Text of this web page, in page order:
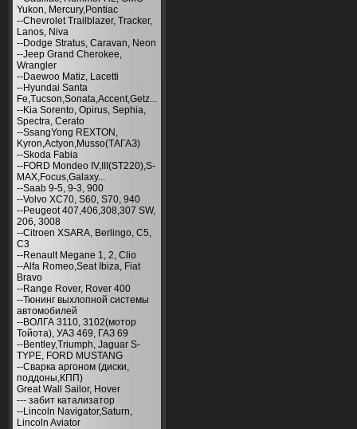
Yukon, Mercury,Pontiac
--Chevrolet Trailblazer, Tracker,
Lanos, Niva
--Dodge Stratus, Caravan, Neon
--Jeep Grand Cherokee,
Wrangler
--Daewoo Matiz, Lacetti
--Hyundai Santa
Fe,Tucson,Sonata,Accent,Getz...
--Kia Sorento, Opirus, Sephia,
Spectra, Cerato
--SsangYong REXTON,
Kyron,Actyon,Musso(ТАГАЗ)
--Skoda Fabia
--FORD Mondeo IV,III(ST220),S-
MAX,Focus,Galaxy...
--Saab 9-5, 9-3, 900
--Volvo XC70, S60, S70, 940
--Peugeot 407,406,308,307 SW,
206, 3008
--Citroen XSARA, Berlingo, С5,
С3
--Renault Megane 1, 2, Clio
--Alfa Romeo,Seat Ibiza, Fiat
Bravo
--Range Rover, Rover 400
--Тюнинг выхлопной системы
автомобилей
--ВОЛГА 3110, 3102(мотор
Тойота), УАЗ 469, ГАЗ 69
--Bentley,Triumph, Jaguar S-
TYPE, FORD MUSTANG
--Сварка аргоном (диски,
поддоны,КПП)
Great Wall Sailor, Hover
--- забит катализатор
--Lincoln Navigator,Saturn,
Lincoln Aviator